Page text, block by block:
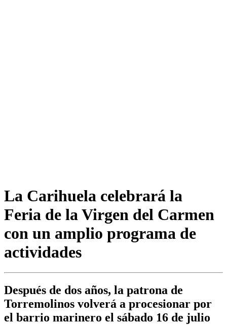
La Carihuela celebrará la
Feria de la Virgen del Carmen
con un amplio programa de
actividades
Después de dos años, la patrona de
Torremolinos volverá a procesionar por
el barrio marinero el sábado 16 de julio